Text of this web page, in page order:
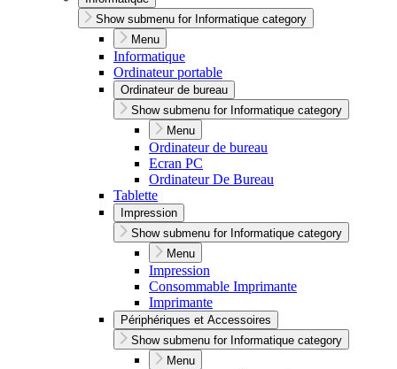
Show submenu for Informatique category
Menu
Informatique
Ordinateur portable
Ordinateur de bureau
Show submenu for Informatique category
Menu
Ordinateur de bureau
Ecran PC
Ordinateur De Bureau
Tablette
Impression
Show submenu for Informatique category
Menu
Impression
Consommable Imprimante
Imprimante
Périphériques et Accessoires
Show submenu for Informatique category
Menu